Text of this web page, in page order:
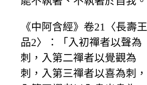
《中阿含經》卷21〈長壽王
品2〉：「入初禪者以聲為
刺，入第二禪者以覺觀為
刺，入第三禪者以喜為刺，